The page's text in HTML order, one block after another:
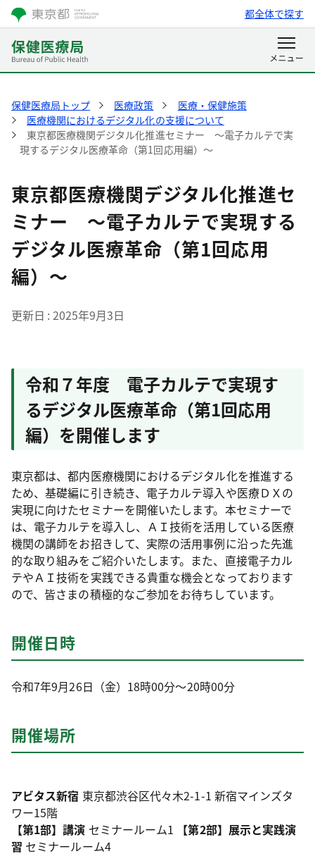
都全体で探す
保健医療局トップ 医療政策
医療・保健施策
医療機関におけるデジタル化の支援について
東京都医療機関デジタル化推進セミナー ～電子カルテで実
現するデジタル医療革命（第1回応用編）～
東京都医療機関デジタル化推進セ
ミナー ～電子カルテで実現する
デジタル医療革命（第1回応用
編）～
更新日 2025年9月3日
令和７年度 電子カルテで実現す
るデジタル医療革命（第1回応用
編）を開催します
東京都は、都内医療機関におけるデジタル化を推進する
ため、基礎編に引き続き、電子カルテ導入や医療ＤＸの
実現に向けたセミナーを開催いたします。本セミナーで
は、電子カルテを導入し、ＡＩ技術を活用している医療
機関の講師をお招きして、実際の活用事例に沿った先進
的な取り組みをご紹介いたします。また、直接電子カル
テやＡＩ技術を実践できる貴重な機会となっております
ので、皆さまの積極的なご参加をお待ちしています。
開催日時
令和7年9月26日（金）18時00分～20時00分
開催場所
アビタス新宿 東京都渋谷区代々木2-1-1 新宿マインズタ
ワー15階
【第1部】講演 セミナールーム1
【第2部】展示と実践演
習 セミナールーム4